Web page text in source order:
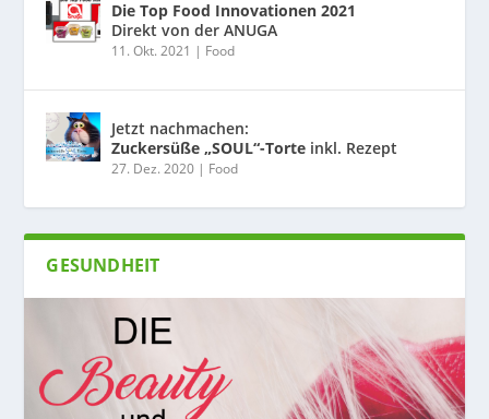
Die Top Food Innovationen 2021
Direkt von der ANUGA
11. Okt. 2021 | Food
Jetzt nachmachen:
Zuckersüße „SOUL“-Torte inkl. Rezept
27. Dez. 2020 | Food
GESUNDHEIT